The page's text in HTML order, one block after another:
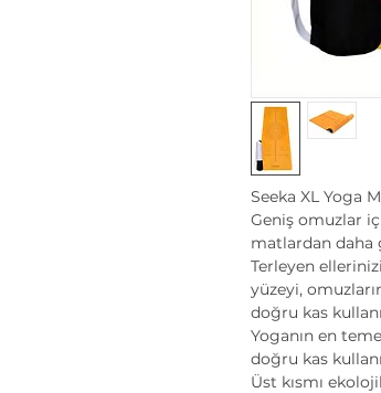
Seeka XL Yoga
Geniş omuzlar
matlardan daha
Terleyen
yüzeyi,
doğru kas
Yoganın en
doğru kas
Üst kısmı